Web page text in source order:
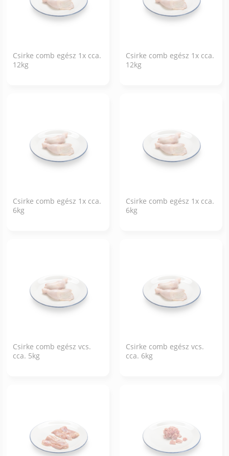
Csirke comb egész 1x cca.
12kg
Csirke comb egész 1x cca.
12kg
Csirke comb egész 1x cca.
6kg
Csirke comb egész 1x cca.
6kg
Csirke comb egész vcs.
cca. 5kg
Csirke comb egész vcs.
cca. 6kg